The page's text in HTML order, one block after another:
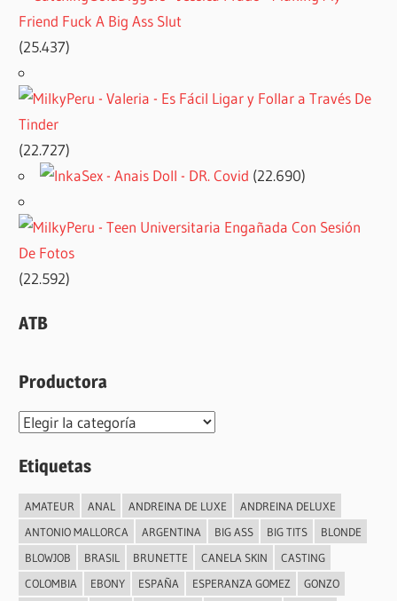
(25.437)
(22.727)
(22.690)
(22.592)
ATB
Productora
Productora
Etiquetas
AMATEUR ANAL ANDREINA DE LUXE
ANDREINA DELUXE
ANTONIO MALLORCA
ARGENTINA BIG ASS BIG TITS
BLONDE
BLOWJOB
BRASIL BRUNETTE CANELA SKIN
CASTING
COLOMBIA
EBONY ESPAÑA ESPERANZA GOMEZ
GONZO